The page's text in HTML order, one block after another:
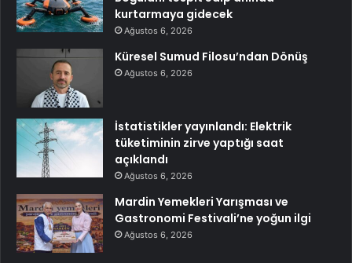
kurtarmaya gidecek
Ağustos 6, 2026
Küresel Sumud Filosu’ndan Dönüş
Ağustos 6, 2026
İstatistikler yayınlandı: Elektrik
tüketiminin zirve yaptığı saat
açıklandı
Ağustos 6, 2026
Mardin Yemekleri Yarışması ve
Gastronomi Festivali’ne yoğun ilgi
Ağustos 6, 2026